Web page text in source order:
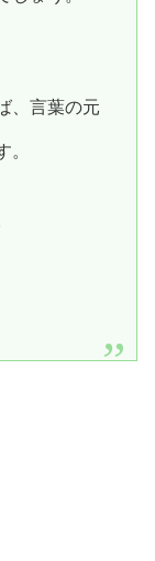
、言葉の元